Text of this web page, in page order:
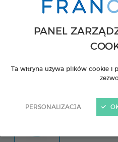
PANEL
Ta witryna używa plików cookie i
PERSONALIZACJA